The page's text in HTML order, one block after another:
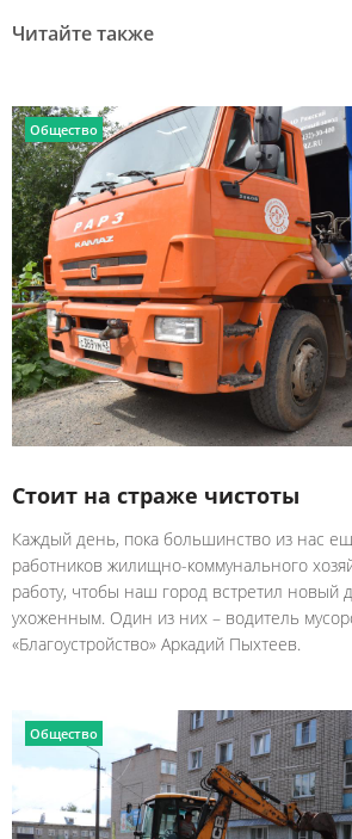
Читайте также
Общество
Стоит на страже чистоты
Каждый день, пока большинство из нас
работников жилищно-коммунального
работу, чтобы наш город встретил новый
ухоженным. Один из них – водитель
«Благоустройство» Аркадий Пыхтеев.
Общество